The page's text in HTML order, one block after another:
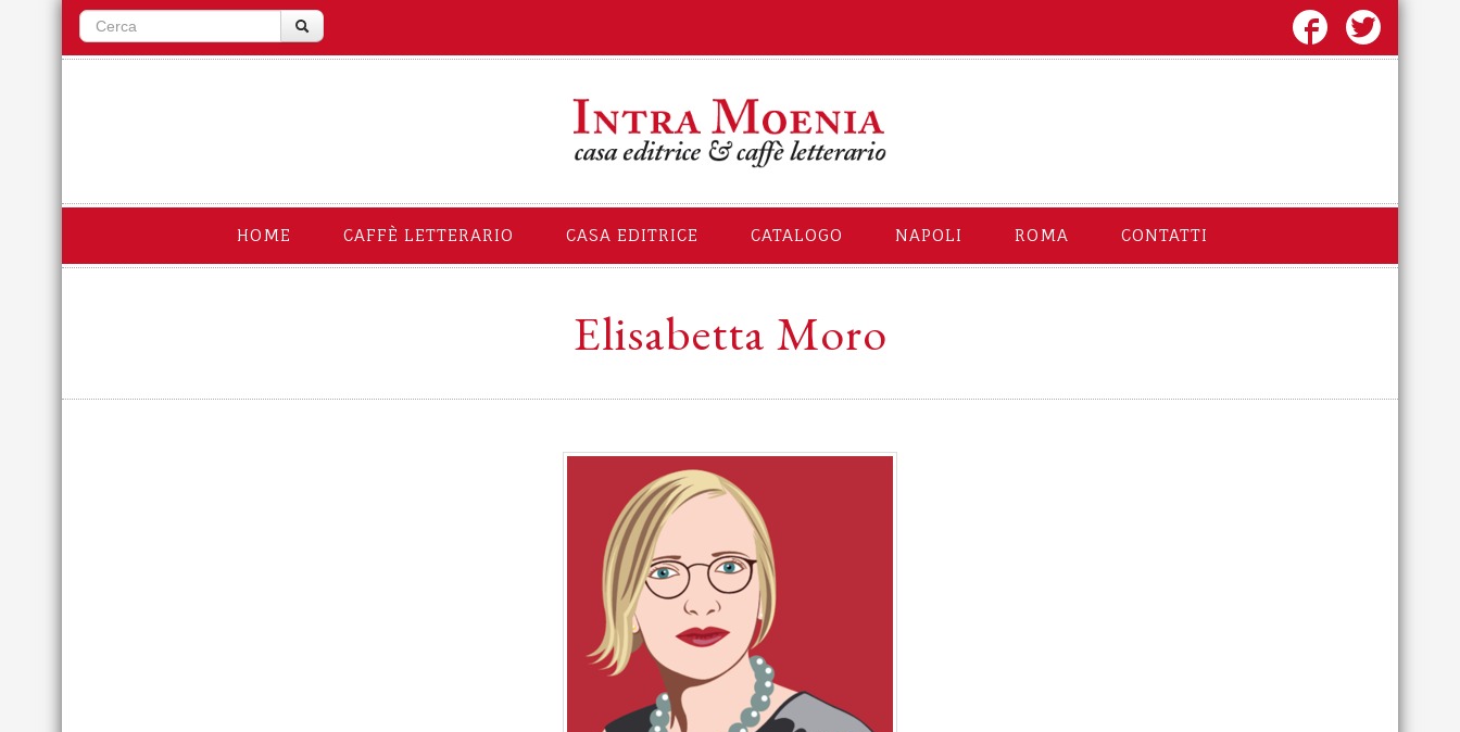
HOME CAFFÈ LETTERARIO CASA EDITRICE CATALOGO NAPOLI ROMA CONTATTI
Elisabetta Moro